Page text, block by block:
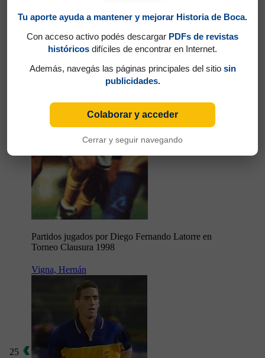
Partidos jugados por Diego Fernando Latorre en
Torneo Clausura 1998
25
Vigna, Hernán
Tu aporte ayuda a mantener y mejorar Historia de Boca.
Con acceso activo podés descargar PDFs de revistas
históricos difíciles de encontrar en Internet.
Además, navegás las páginas principales del sitio sin
publicidades.
Colaborar y acceder
Cerrar y seguir navegando